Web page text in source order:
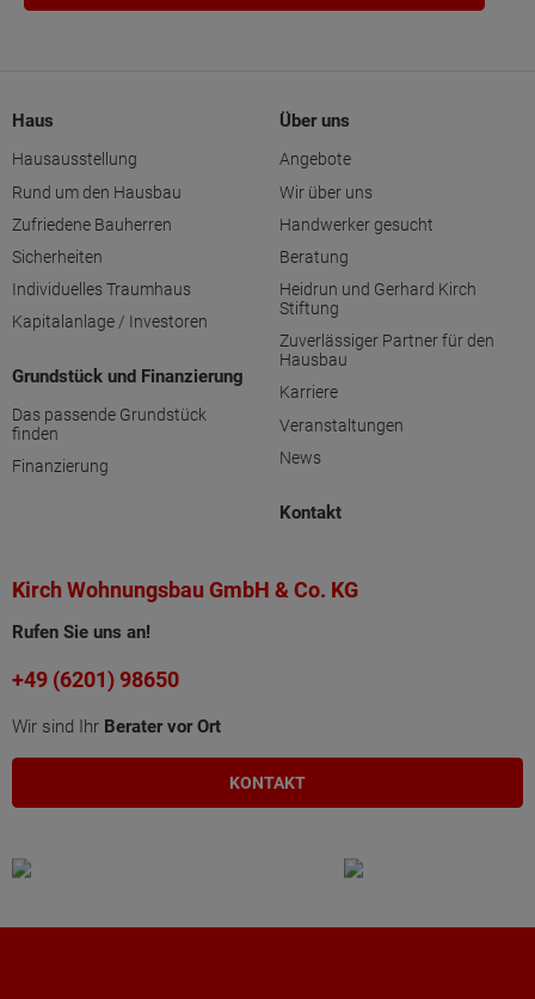
Haus
Hausausstellung
Rund um den Hausbau
Zufriedene Bauherren
Sicherheiten
Individuelles Traumhaus
Kapitalanlage / Investoren
Grundstück und Finanzierung
Das passende Grundstück
finden
Finanzierung
Über uns
Angebote
Wir über uns
Handwerker gesucht
Beratung
Heidrun und Gerhard Kirch
Stiftung
Zuverlässiger Partner für den
Hausbau
Karriere
Veranstaltungen
News
Kontakt
Kirch Wohnungsbau GmbH & Co. KG
Rufen Sie uns an!
+49 (6201) 98650
Wir sind Ihr Berater vor Ort
KONTAKT